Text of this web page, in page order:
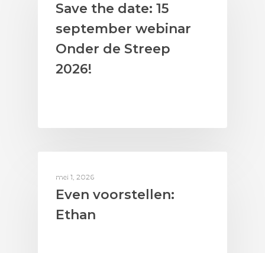
Save the date: 15
september webinar
Onder de Streep
2026!
mei 1, 2026
Even voorstellen:
Ethan